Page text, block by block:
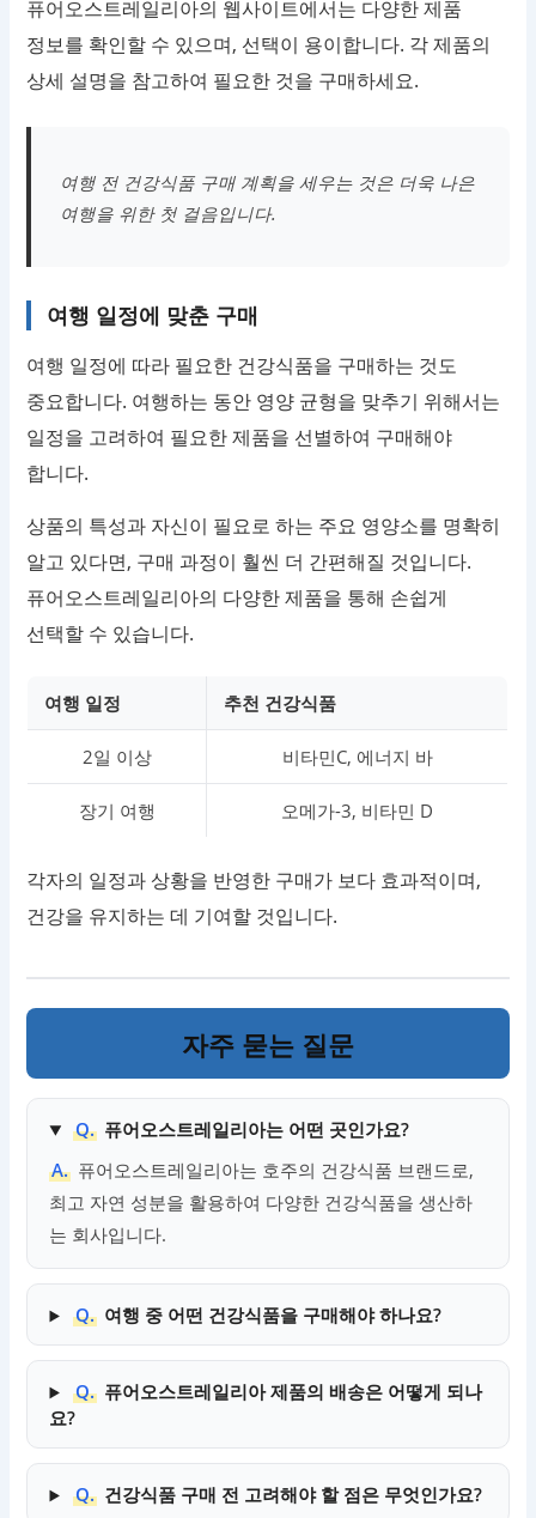
퓨어오스트레일리아의 웹사이트에서는 다양한 제품
정보를 확인할 수 있으며, 선택이 용이합니다. 각 제품의
상세 설명을 참고하여 필요한 것을 구매하세요.
여행 전 건강식품 구매 계획을 세우는 것은 더욱 나은
여행을 위한 첫 걸음입니다.
여행 일정에 맞춘 구매
여행 일정에 따라 필요한 건강식품을 구매하는 것도
중요합니다. 여행하는 동안 영양 균형을 맞추기 위해서는
일정을 고려하여 필요한 제품을 선별하여 구매해야
합니다.
상품의 특성과 자신이 필요로 하는 주요 영양소를 명확히
알고 있다면, 구매 과정이 훨씬 더 간편해질 것입니다.
퓨어오스트레일리아의 다양한 제품을 통해 손쉽게
선택할 수 있습니다.
여행 일정 추천 건강식품
2일 이상 비타민C, 에너지 바
장기 여행 오메가-3, 비타민 D
각자의 일정과 상황을 반영한 구매가 보다 효과적이며,
건강을 유지하는 데 기여할 것입니다.
자주 묻는 질문
Q. 퓨어오스트레일리아는 어떤 곳인가요?
A. 퓨어오스트레일리아는 호주의 건강식품 브랜드로,
최고 자연 성분을 활용하여 다양한 건강식품을 생산하
는 회사입니다.
Q. 여행 중 어떤 건강식품을 구매해야 하나요?
Q. 퓨어오스트레일리아 제품의 배송은 어떻게 되나
요?
Q. 건강식품 구매 전 고려해야 할 점은 무엇인가요?